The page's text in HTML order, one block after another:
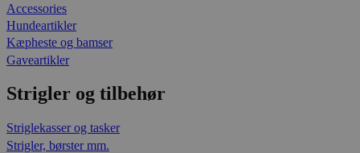
Accessories
Hundeartikler
Kæpheste og bamser
Gaveartikler
Strigler og tilbehør
Striglekasser og tasker
Strigler, børster mm.